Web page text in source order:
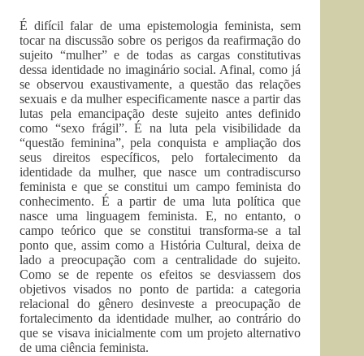
É difícil falar de uma epistemologia feminista, sem
tocar na discussão sobre os perigos da reafirmação do
sujeito “mulher” e de todas as cargas constitutivas
dessa identidade no imaginário social. Afinal, como já
se observou exaustivamente, a questão das relações
sexuais e da mulher especificamente nasce a partir das
lutas pela emancipação deste sujeito antes definido
como “sexo frágil”. É na luta pela visibilidade da
“questão feminina”, pela conquista e ampliação dos
seus direitos específicos, pelo fortalecimento da
identidade da mulher, que nasce um contradiscurso
feminista e que se constitui um campo feminista do
conhecimento. É a partir de uma luta política que
nasce uma linguagem feminista. E, no entanto, o
campo teórico que se constitui transforma-se a tal
ponto que, assim como a História Cultural, deixa de
lado a preocupação com a centralidade do sujeito.
Como se de repente os efeitos se desviassem dos
objetivos visados no ponto de partida: a categoria
relacional do gênero desinveste a preocupação de
fortalecimento da identidade mulher, ao contrário do
que se visava inicialmente com um projeto alternativo
de uma ciência feminista.